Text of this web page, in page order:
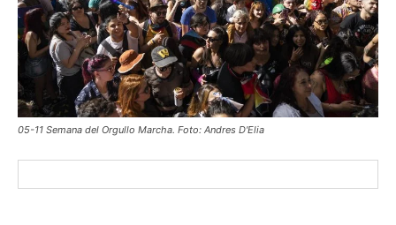
05-11 Semana del Orgullo Marcha. Foto: Andres D'Elia